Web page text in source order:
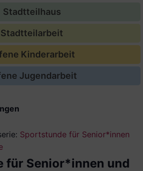
Stadtteilhaus
Stadtteilarbeit
Kinderarbeit
Jugendarbeit
Sportstunde für Senior*innen
für Senior*innen und